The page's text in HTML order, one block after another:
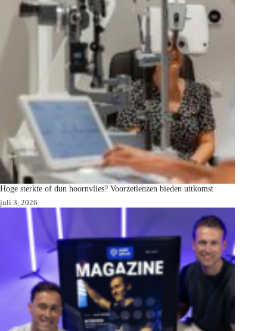
Hoge sterkte of dun hoornvlies? Voorzetlenzen bieden uitkomst
juli 3, 2026